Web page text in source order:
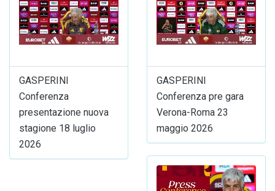
GASPERINI
Conferenza
presentazione nuova
stagione 18 luglio
2026
GASPERINI
Conferenza pre gara
Verona-Roma 23
maggio 2026